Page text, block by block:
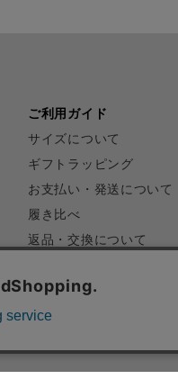
ご利用ガイド
サイズについて
ギフトラッピング
お支払い・発送について
履き比べ
返品・交換について
お問い合わせ